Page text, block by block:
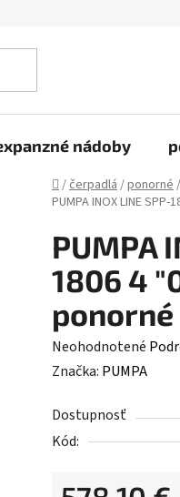
nádoby
Domov
/čerpadlá/ponorné/
PUMPA INOX LINE
PUMPA
1806 4
ponorné
Priemerné
hodnotenie
je
0,0
Neohodnotené
Značka: PUMPA
Dostupnosť
Kód: